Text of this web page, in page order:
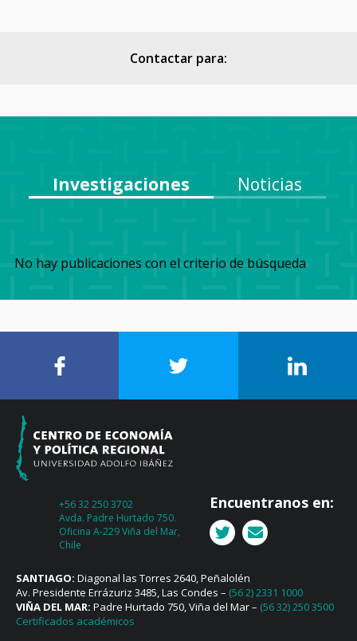
Contactar para:
Investigaciones Noticias
No hay publicaciones con el criterio de búsqueda
+56 32 250 3702
Avda. Padre Hurtado 750.
Oficina A-229 Viña del Mar,
Chile
Encuentranos en:
SANTIAGO: Diagonal las Torres 2640, Peñalolén
Av. Presidente Errázuriz 3485, Las Condes – (56 2) 2331 1000
VIÑA DEL MAR: Padre Hurtado 750, Viña del Mar – (56 32) 250 3500
Certificados académicos